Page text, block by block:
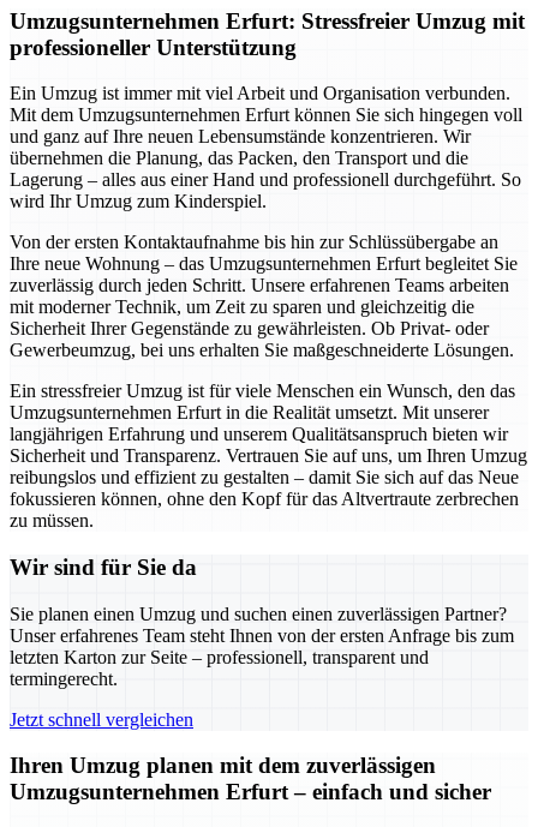
Umzugsunternehmen Erfurt: Stressfreier Umzug mit
professioneller Unterstützung
Ein Umzug ist immer mit viel Arbeit und Organisation verbunden.
Mit dem Umzugsunternehmen Erfurt können Sie sich hingegen voll
und ganz auf Ihre neuen Lebensumstände konzentrieren. Wir
übernehmen die Planung, das Packen, den Transport und die
Lagerung – alles aus einer Hand und professionell durchgeführt. So
wird Ihr Umzug zum Kinderspiel.
Von der ersten Kontaktaufnahme bis hin zur Schlüssübergabe an
Ihre neue Wohnung – das Umzugsunternehmen Erfurt begleitet Sie
zuverlässig durch jeden Schritt. Unsere erfahrenen Teams arbeiten
mit moderner Technik, um Zeit zu sparen und gleichzeitig die
Sicherheit Ihrer Gegenstände zu gewährleisten. Ob Privat- oder
Gewerbeumzug, bei uns erhalten Sie maßgeschneiderte Lösungen.
Ein stressfreier Umzug ist für viele Menschen ein Wunsch, den das
Umzugsunternehmen Erfurt in die Realität umsetzt. Mit unserer
langjährigen Erfahrung und unserem Qualitätsanspruch bieten wir
Sicherheit und Transparenz. Vertrauen Sie auf uns, um Ihren Umzug
reibungslos und effizient zu gestalten – damit Sie sich auf das Neue
fokussieren können, ohne den Kopf für das Altvertraute zerbrechen
zu müssen.
Wir sind für Sie da
Sie planen einen Umzug und suchen einen zuverlässigen Partner?
Unser erfahrenes Team steht Ihnen von der ersten Anfrage bis zum
letzten Karton zur Seite – professionell, transparent und
termingerecht.
Jetzt schnell vergleichen
Ihren Umzug planen mit dem zuverlässigen
Umzugsunternehmen Erfurt – einfach und sicher